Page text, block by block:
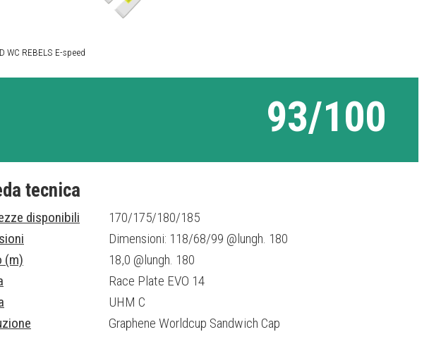
WC REBELS E-speed
93/100
tecnica
disponibili
170/175/180/185
Dimensioni: 118/68/99 @lungh. 180
(m)
18,0 @lungh. 180
Race Plate EVO 14
UHM C
Graphene Worldcup Sandwich Cap